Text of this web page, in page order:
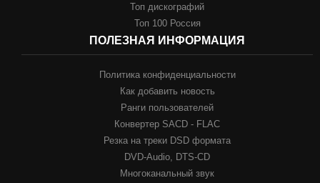
Топ дискографий
Топ 100 Россия
ПОЛЕЗНАЯ ИНФОРМАЦИЯ
Политика конфиденциальности
Как добавить новость
Ранги пользователей
Конвертер SACD - FLAC
Резка на треки DSD формата
DVD-Audio, DTS-CD
Многоканальный звук